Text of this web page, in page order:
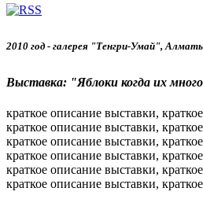
2010 год - галерея "Тенгри-Умай",
Выставка: "Яблоки когда их
краткое описание выставки,
краткое описание выставки,
краткое описание выставки,
краткое описание выставки,
краткое описание выставки,
краткое описание выставки,